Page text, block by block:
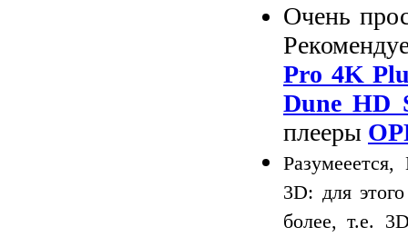
Очень
Pro 4K
Dune HD
плееры
3D: для
более, т.е.